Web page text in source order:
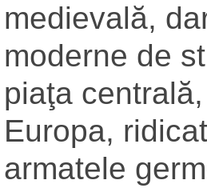
medievală,
moderne de
piaţa
Europa,
armatele